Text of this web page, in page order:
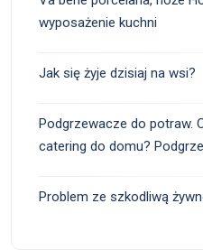
wyposażenie kuchni
Jak się żyje dzisiaj na wsi?
Podgrzewacze do potraw.
catering do domu?
Problem ze szkodliwą